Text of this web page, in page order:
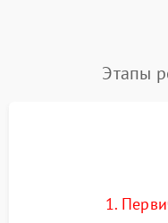
Этапы
1.